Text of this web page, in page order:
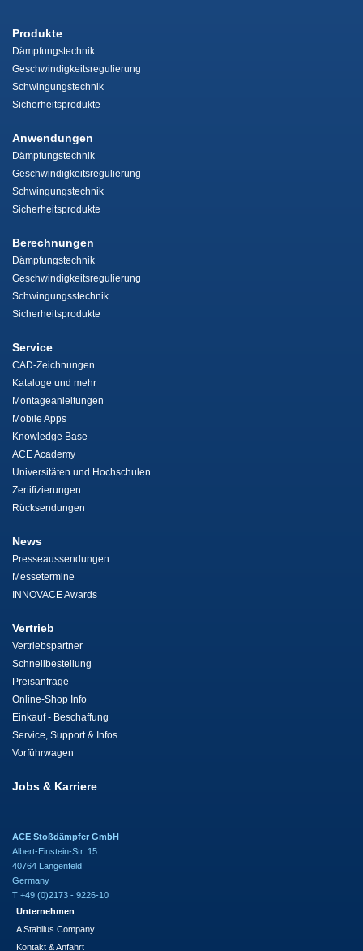
Produkte
Dämpfungstechnik
Geschwindigkeitsregulierung
Schwingungstechnik
Sicherheitsprodukte
Anwendungen
Dämpfungstechnik
Geschwindigkeitsregulierung
Schwingungstechnik
Sicherheitsprodukte
Berechnungen
Dämpfungstechnik
Geschwindigkeitsregulierung
Schwingungsstechnik
Sicherheitsprodukte
Service
CAD-Zeichnungen
Kataloge und mehr
Montageanleitungen
Mobile Apps
Knowledge Base
ACE Academy
Universitäten und Hochschulen
Zertifizierungen
Rücksendungen
News
Presseaussendungen
Messetermine
INNOVACE Awards
Vertrieb
Vertriebspartner
Schnellbestellung
Preisanfrage
Online-Shop Info
Einkauf - Beschaffung
Service, Support & Infos
Vorführwagen
Jobs & Karriere
ACE Stoßdämpfer GmbH
Albert-Einstein-Str. 15
40764 Langenfeld
Germany
T +49 (0)2173 - 9226-10
Unternehmen
A Stabilus Company
Kontakt & Anfahrt